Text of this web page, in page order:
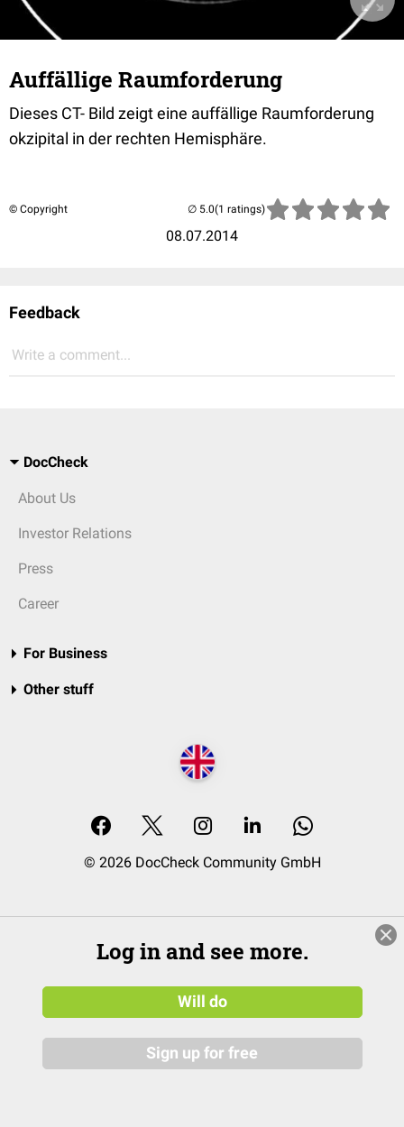
Auffällige Raumforderung
Dieses CT- Bild zeigt eine auffällige Raumforderung
okzipital in der rechten Hemisphäre.
© Copyright
08.07.2014
(1 ratings)
Feedback
Write a comment...
DocCheck
About Us
Investor Relations
Press
Career
For Business
Other stuff
© 2026 DocCheck Community GmbH
Log in and see more.
Will do
Sign up for free